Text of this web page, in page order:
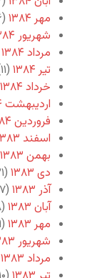
مهر ۱۳۸۴
(۶)
شهریور ۱۳۸۴
مرداد ۱۳۸۴
تیر ۱۳۸۴
(۱۱)
خرداد ۱۳۸۴
اردیبهشت ۱۳۸۴
فروردین ۱۳۸۴
اسفند ۱۳۸۳
بهمن ۱۳۸۳
دی ۱۳۸۳
(۲۱)
آذر ۱۳۸۳
(۱۷)
آبان ۱۳۸۳
(۱۸)
مهر ۱۳۸۳
(۱۹)
شهریور ۱۳۸۳
مرداد ۱۳۸۳